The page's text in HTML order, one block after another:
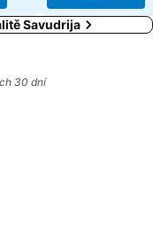
Savudrija
30 dní